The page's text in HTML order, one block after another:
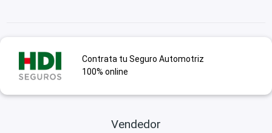
Contrata tu Seguro Automotriz
100% online
Vendedor